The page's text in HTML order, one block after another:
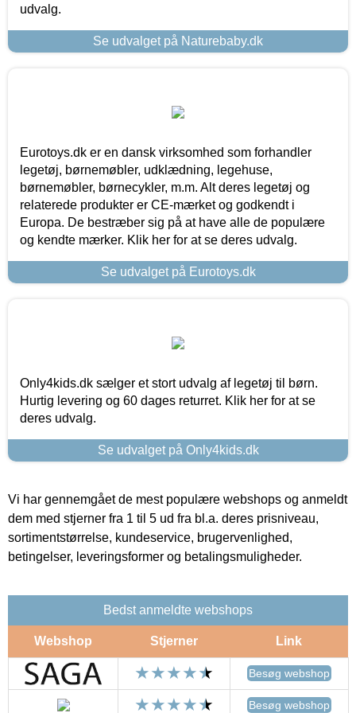
udvalg.
Se udvalget på Naturebaby.dk
Eurotoys.dk er en dansk virksomhed som forhandler
legetøj, børnemøbler, udklædning, legehuse,
børnemøbler, børnecykler, m.m. Alt deres legetøj og
relaterede produkter er CE-mærket og godkendt i
Europa. De bestræber sig på at have alle de populære
og kendte mærker. Klik her for at se deres udvalg.
Se udvalget på Eurotoys.dk
Only4kids.dk sælger et stort udvalg af legetøj til børn.
Hurtig levering og 60 dages returret. Klik her for at se
deres udvalg.
Se udvalget på Only4kids.dk
Vi har gennemgået de mest populære webshops og anmeldt
dem med stjerner fra 1 til 5 ud fra bl.a. deres prisniveau,
sortimentstørrelse, kundeservice, brugervenlighed,
betingelser, leveringsformer og betalingsmuligheder.
Bedst anmeldte webshops
Webshop Stjerner Link
Besøg webshop
Besøg webshop